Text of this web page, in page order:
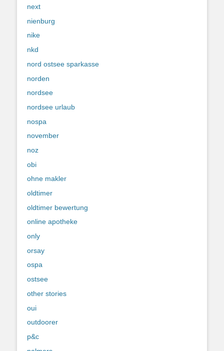
next
nienburg
nike
nkd
nord ostsee sparkasse
norden
nordsee
nordsee urlaub
nospa
november
noz
obi
ohne makler
oldtimer
oldtimer bewertung
online apotheke
only
orsay
ospa
ostsee
other stories
oui
outdoorer
p&c